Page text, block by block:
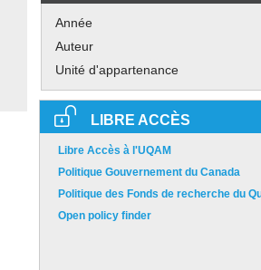
Année
Auteur
Unité d'appartenance
LIBRE ACCÈS
Libre Accès à l'UQAM
Politique Gouvernement du Canada
Politique des Fonds de recherche du
Open policy finder